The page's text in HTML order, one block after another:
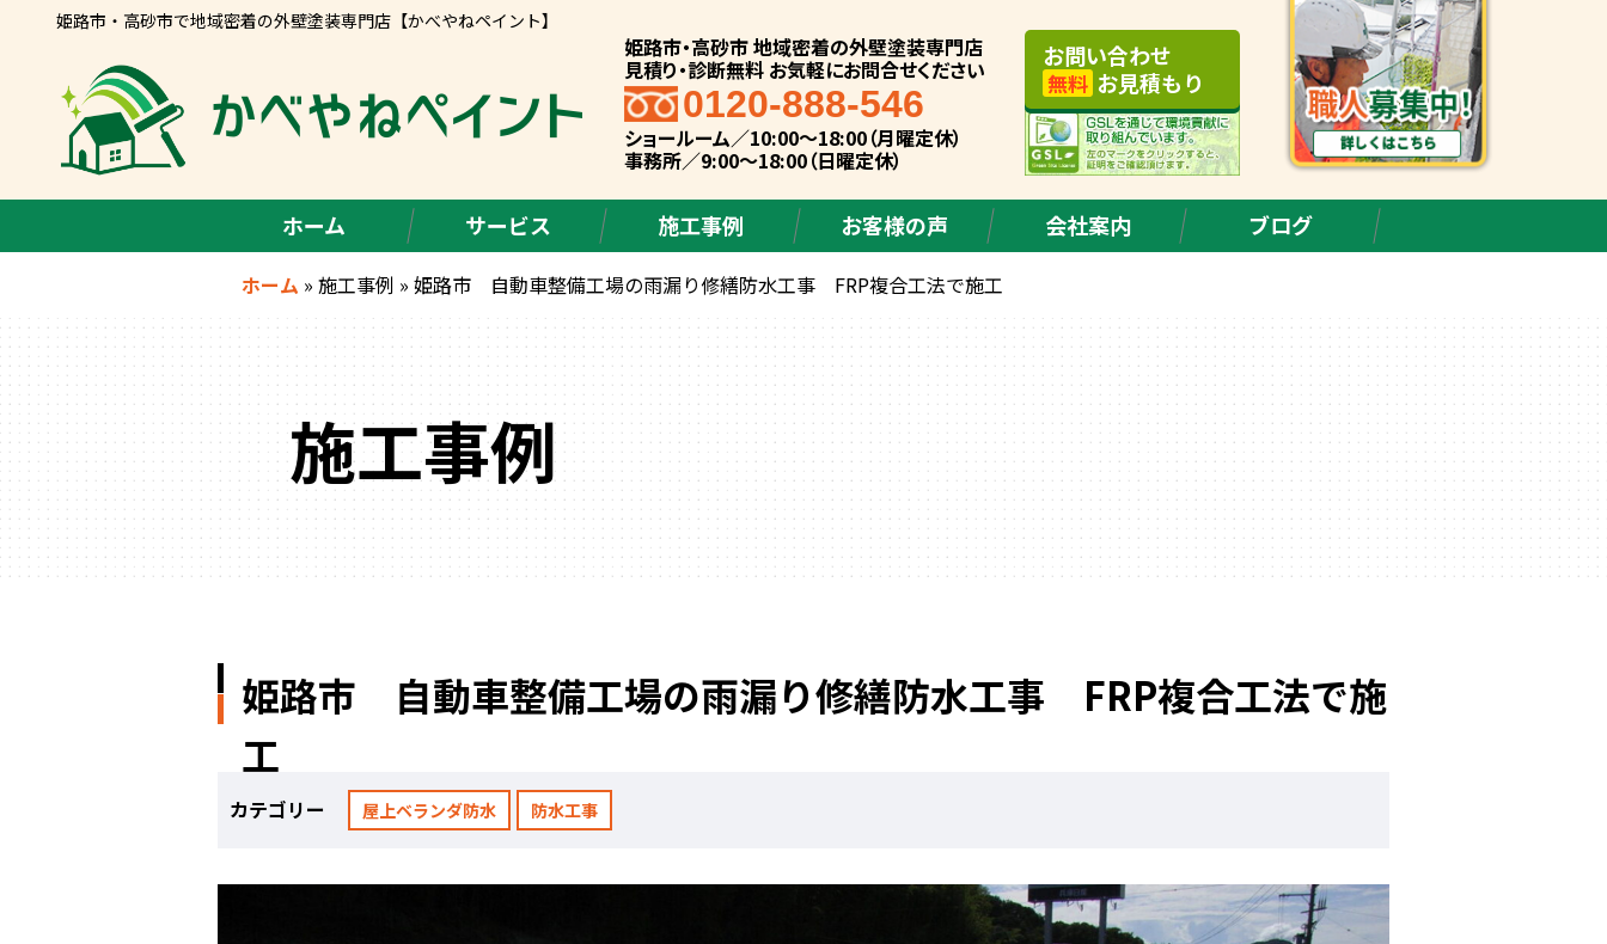
姫路市・高砂市で地域密着の外壁塗装専門店【かべやねペイント】
姫路市・高砂市 地域密着の外壁塗装専門店
見積り・診断無料 お気軽にお問合せください
0120-888-546
ショールーム／10:00～18:00（月曜定休）
事務所／9:00～18:00（日曜定休）
お問い合わせ
無料 お見積もり
ホーム サービス 施工事例 お客様の声 会社案内 ブログ
ホーム » 施工事例 » 姫路市 自動車整備工場の雨漏り修繕防水工事 FRP複合工法で施工
施工事例
姫路市 自動車整備工場の雨漏り修繕防水工事 FRP複合工法で施
工
カテゴリー 屋上ベランダ防水 防水工事